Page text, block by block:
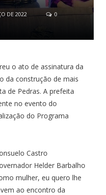
DE 2022
0
o ato de assinatura da
da construção de mais
de Pedras. A prefeita
no evento do
do Programa
Castro
Helder Barbalho
mulher, eu quero lhe
ao encontro da